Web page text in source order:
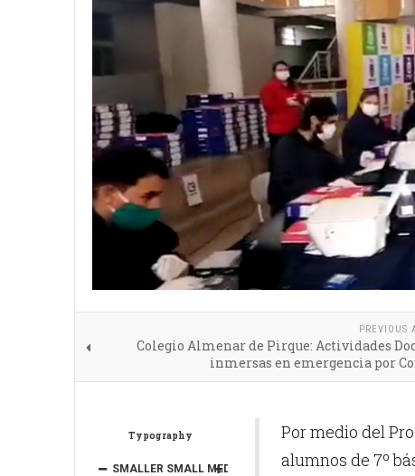
PREVIOUS
Colegio Almenar de Pirque: Actividades
inmersas en emergencia por
Typography
SMALLER SMALL MEDIUM BIGGER
Por medio del
alumnos de 7º